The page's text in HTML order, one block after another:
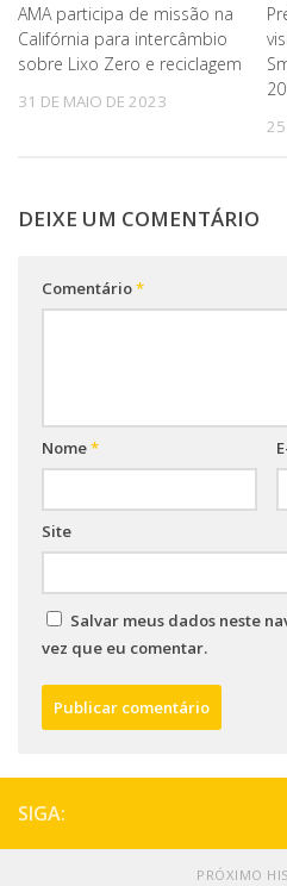
AMA participa de missão na
Califórnia para intercâmbio
sobre Lixo Zero e reciclagem
31 DE MAIO DE 2023
25
DEIXE UM COMENTÁRIO
Comentário*
Nome*
Site
Salvar meus dados neste
vez que eu comentar.
SIGA:
PRÓXIMO